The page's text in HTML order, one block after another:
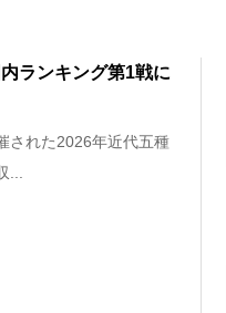
ランキング第1戦に
された2026年近代五種